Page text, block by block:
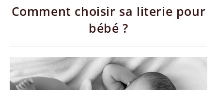
Comment choisir sa literie pour
bébé ?